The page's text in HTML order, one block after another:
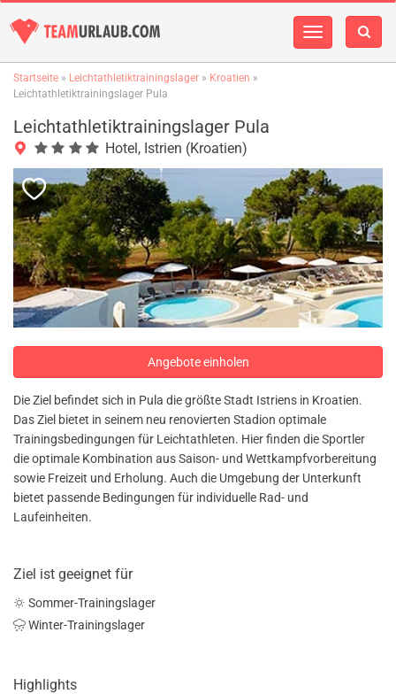
Navigation
Startseite » Leichtathletiktrainingslager » Kroatien »
Leichtathletiktrainingslager Pula
Leichtathletiktrainingslager Pula
Hotel, Istrien (Kroatien)
Angebote einholen
Die Ziel befindet sich in Pula die größte Stadt Istriens in Kroatien.
Das Ziel bietet in seinem neu renovierten Stadion optimale
Trainingsbedingungen für Leichtathleten. Hier finden die Sportler
die optimale Kombination aus Saison- und Wettkampfvorbereitung
sowie Freizeit und Erholung. Auch die Umgebung der Unterkunft
bietet passende Bedingungen für individuelle Rad- und
Laufeinheiten.
Ziel ist geeignet für
Sommer-Trainingslager
Winter-Trainingslager
Highlights